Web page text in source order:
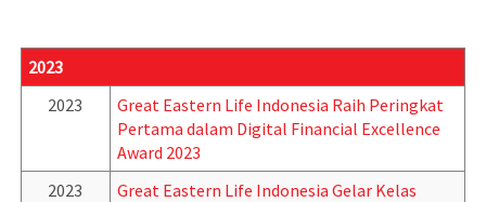
2023
2023
Great Eastern Life Indonesia Raih Peringkat
Pertama dalam Digital Financial Excellence
Award 2023
2023
Great Eastern Life Indonesia Gelar Kelas